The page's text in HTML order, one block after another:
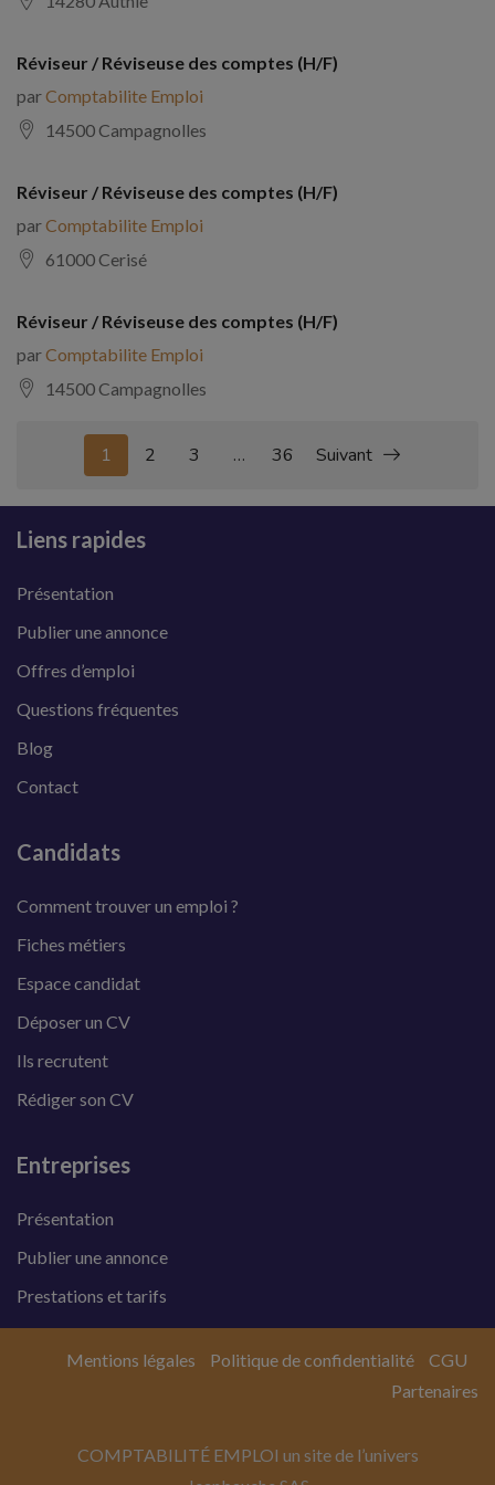
Réviseur / Réviseuse des comptes (H/F)
parComptabilite Emploi
14500 Campagnolles
Réviseur / Réviseuse des comptes (H/F)
parComptabilite Emploi
61000 Cerisé
Réviseur / Réviseuse des comptes (H/F)
parComptabilite Emploi
14500 Campagnolles
1 2 3 … 36 Suivant
Liens rapides
Présentation
Publier une annonce
Offres d’emploi
Questions fréquentes
Blog
Contact
Candidats
Comment trouver un emploi ?
Fiches métiers
Espace candidat
Déposer un CV
Ils recrutent
Rédiger son CV
Entreprises
Présentation
Publier une annonce
Prestations et tarifs
COMPTABILITÉ EMPLOI un site de l’univers
Mentions légales Politique de confidentialité
CGU
Partenaires